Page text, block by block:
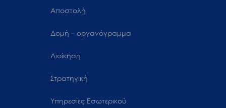
Αποστολή
Δομή – οργανόγραμμα
Διοίκηση
Στρατηγική
Υπηρεσίες Εσωτερικού